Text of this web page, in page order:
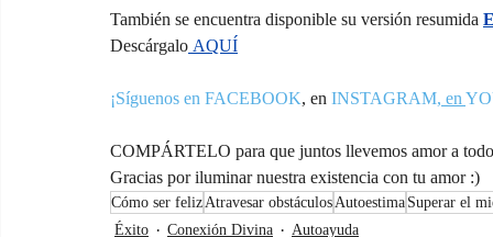
También se encuentra disponible su versión resumida
Descárgalo AQUÍ
¡Síguenos en FACEBOOK, en INSTAGRAM, en
COMPÁRTELO para que juntos llevemos amor a
Gracias por iluminar nuestra existencia con tu amor :)
Cómo ser felizAtravesar obstáculosAutoestima Superar el
Éxito
Conexión Divina Autoayuda